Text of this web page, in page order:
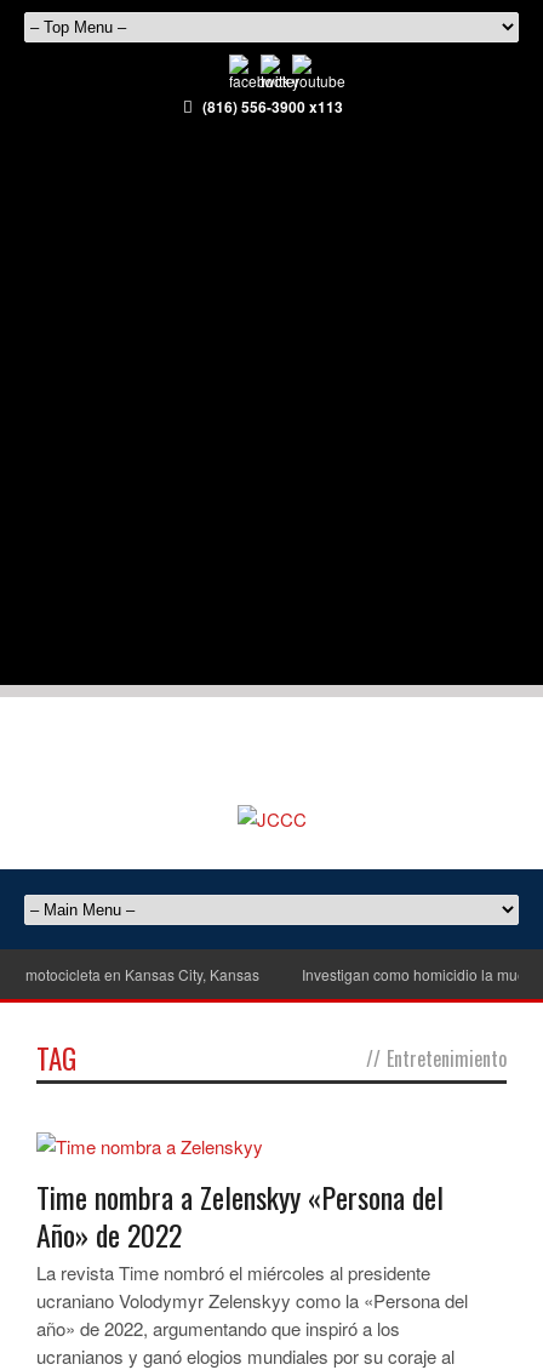
(816) 556-3900 x113
en Kansas City, Kansas Investigan como homicidio la muerte
TAG // Entretenimiento
Time nombra a Zelenskyy «Persona del
Año» de 2022
La revista Time nombró el miércoles al presidente
ucraniano Volodymyr Zelenskyy como la «Persona del
año» de 2022, argumentando que inspiró a los
ucranianos y ganó elogios mundiales por su coraje al